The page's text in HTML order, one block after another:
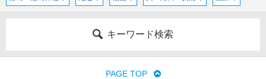
キーワード検索
PAGE TOP